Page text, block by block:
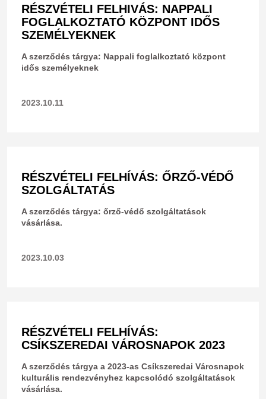
RÉSZVÉTELI FELHIVÁS: NAPPALI
FOGLALKOZTATÓ KÖZPONT IDŐS
SZEMÉLYEKNEK
A szerződés tárgya: Nappali foglalkoztató központ
idős személyeknek
2023.10.11
RÉSZVÉTELI FELHÍVÁS: ŐRZŐ-VÉDŐ
SZOLGÁLTATÁS
A szerződés tárgya: őrző-védő szolgáltatások
vásárlása.
2023.10.03
RÉSZVÉTELI FELHÍVÁS:
CSÍKSZEREDAI VÁROSNAPOK 2023
A szerződés tárgya a 2023-as Csíkszeredai Városnapok
kulturális rendezvényhez kapcsolódó szolgáltatások
vásárlása.